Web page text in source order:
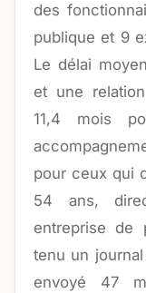
des
publique et 9
Le délai
et une
11,4 mois
pour ceux qui
54 ans,
entreprise de
tenu un
envoyé 47